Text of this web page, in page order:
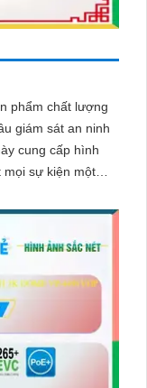
phẩm chất lượng
giám sát an ninh
mọi sự kiện một